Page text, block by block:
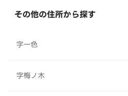
その他の住所から探す
字一色
字梅ノ木